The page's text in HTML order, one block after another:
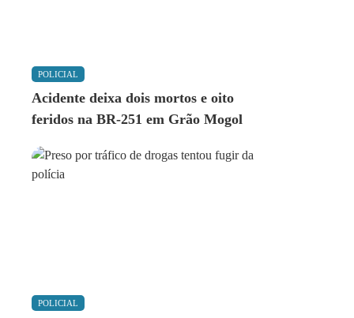
POLICIAL
Acidente deixa dois mortos e oito
feridos na BR-251 em Grão Mogol
POLICIAL